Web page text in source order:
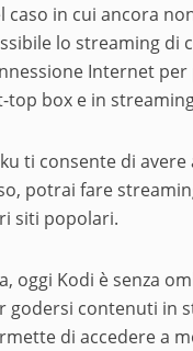
caso in cui ancora
lo streaming di
Internet
top box e in
ti consente di
potrai fare
siti popolari.
oggi Kodi è senza
godersi contenuti in
di accedere a